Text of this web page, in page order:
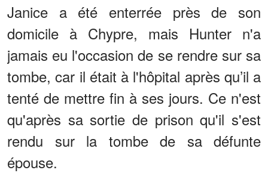
Janice a été enterrée près de son
domicile à Chypre, mais Hunter n'a
jamais eu l'occasion de se rendre sur sa
tombe, car il était à l'hôpital après qu’il a
tenté de mettre fin à ses jours. Ce n'est
qu'après sa sortie de prison qu'il s'est
rendu sur la tombe de sa défunte
épouse.